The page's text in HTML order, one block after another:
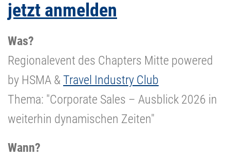
jetzt anmelden
Was?
Regionalevent des Chapters Mitte powered
by HSMA & Travel Industry Club
Thema: "Corporate Sales – Ausblick 2026 in
weiterhin dynamischen Zeiten"
Wann?